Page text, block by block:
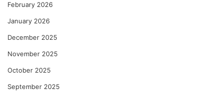
February 2026
January 2026
December 2025
November 2025
October 2025
September 2025